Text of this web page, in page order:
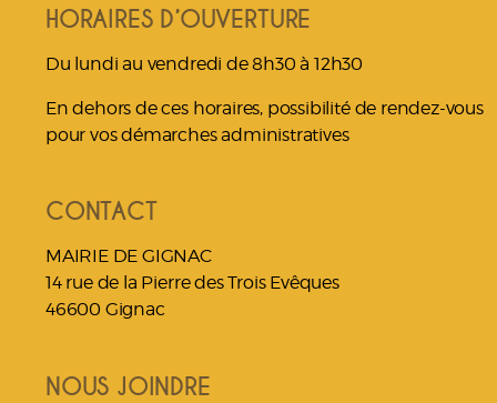
HORAIRES D’OUVERTURE
Du lundi au vendredi de 8h30 à 12h30
En dehors de ces horaires, possibilité de rendez-vous
pour vos démarches administratives
CONTACT
MAIRIE DE GIGNAC
14 rue de la Pierre des Trois Evêques
46600 Gignac
NOUS JOINDRE